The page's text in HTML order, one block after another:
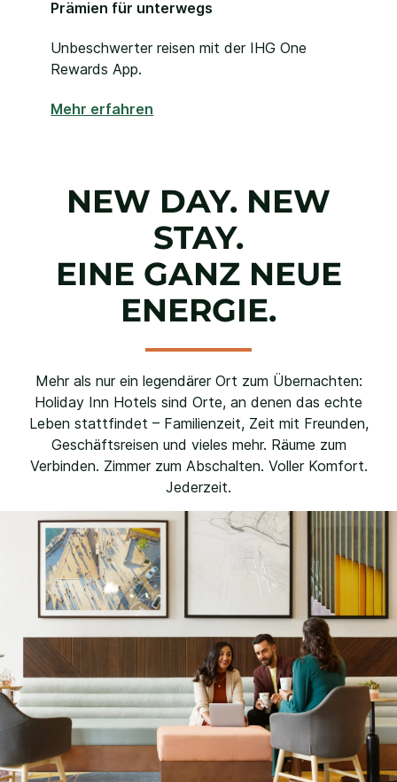
Prämien für unterwegs
Unbeschwerter reisen mit der IHG One
Rewards App.
Mehr erfahren
NEW DAY. NEW
STAY.
EINE GANZ NEUE
ENERGIE.
Mehr als nur ein legendärer Ort zum Übernachten:
Holiday Inn Hotels sind Orte, an denen das echte
Leben stattfindet – Familienzeit, Zeit mit Freunden,
Geschäftsreisen und vieles mehr. Räume zum
Verbinden. Zimmer zum Abschalten. Voller Komfort.
Jederzeit.